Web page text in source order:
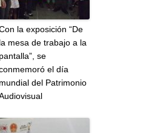
la exposición “De
la mesa de trabajo a la
pantalla”, se
el día
mundial del Patrimonio